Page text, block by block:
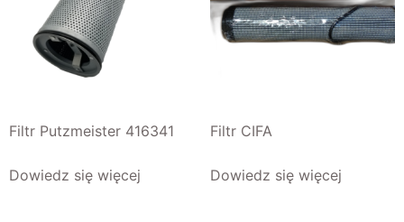
Filtr Putzmeister 416341
Dowiedz się więcej
Filtr CIFA
Dowiedz się więcej